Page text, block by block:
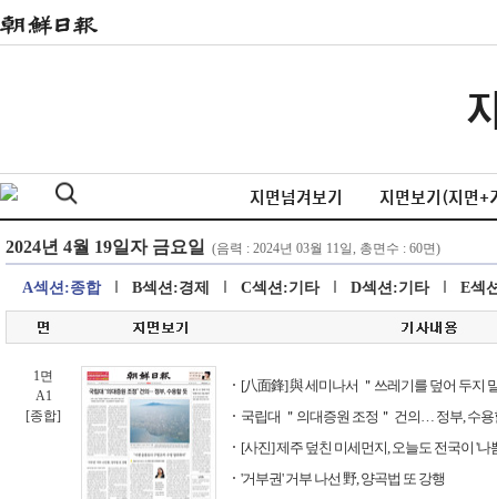
지면넘겨보기 지면보기(지면+
A섹션:종합 B섹션:경제 C섹션:기타 D섹션:기타 E섹
1면
A1
[종합]
[八面鋒] 與 세미나서 ＂쓰레기를 덮어 두지
국립대 ＂의대증원 조정＂ 건의… 정부, 수용
[사진] 제주 덮친 미세먼지, 오늘도 전국이 '나
'거부권' 거부 나선 野, 양곡법 또 강행